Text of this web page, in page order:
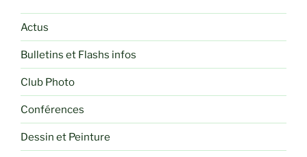
Actus
Bulletins et Flashs infos
Club Photo
Conférences
Dessin et Peinture